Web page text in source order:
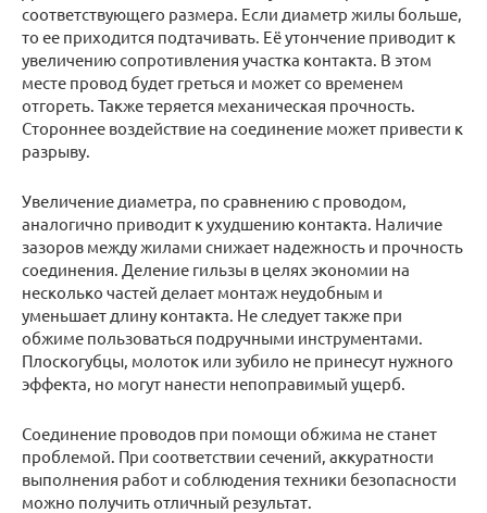
соответствующего размера. Если диаметр жилы больше,
то ее приходится подтачивать. Её утончение приводит к
увеличению сопротивления участка контакта. В этом
месте провод будет греться и может со временем
отгореть. Также теряется механическая прочность.
Стороннее воздействие на соединение может привести к
разрыву.
Увеличение диаметра, по сравнению с проводом,
аналогично приводит к ухудшению контакта. Наличие
зазоров между жилами снижает надежность и прочность
соединения. Деление гильзы в целях экономии на
несколько частей делает монтаж неудобным и
уменьшает длину контакта. Не следует также при
обжиме пользоваться подручными инструментами.
Плоскогубцы, молоток или зубило не принесут нужного
эффекта, но могут нанести непоправимый ущерб.
Соединение проводов при помощи обжима не станет
проблемой. При соответствии сечений, аккуратности
выполнения работ и соблюдения техники безопасности
можно получить отличный результат.